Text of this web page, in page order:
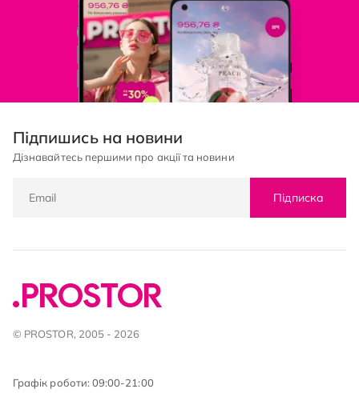
Підпишись на новини
Дізнавайтесь першими про акції та новини
Підписка
© PROSTOR, 2005 - 2026
Графік роботи: 09:00-21:00